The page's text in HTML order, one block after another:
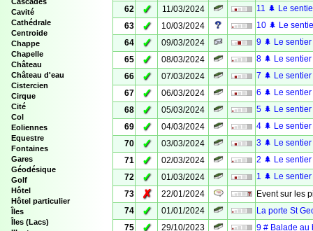
Cavité
Cathédrale
Centroide
Chappe
Chapelle
Château
Château d'eau
Cistercien
Cirque
Cité
Col
Eoliennes
Equestre
Fontaines
Gares
Géodésique
Golf
Hôtel
Hôtel particulier
Îles
Îles (Lacs)
62
✓ 11/03/2024
11 🌲 Le
63
✓ 10/03/2024
10 🌲 Le
64
✓ 09/03/2024
9 🌲 Le
65
✓ 08/03/2024
8 🌲 Le
66
✓ 07/03/2024
7 🌲 Le
67
✓ 06/03/2024
6 🌲 Le
68
✓ 05/03/2024
5 🌲 Le
69
✓ 04/03/2024
4 🌲 Le
70
✓ 03/03/2024
3 🌲 Le
71
✓ 02/03/2024
2 🌲 Le
72
✓ 01/03/2024
1 🌲 Le
73
✗ 22/01/2024
Event sur les
74
✓ 01/01/2024
La porte St
75
✓ 29/10/2023
9 # Balade au